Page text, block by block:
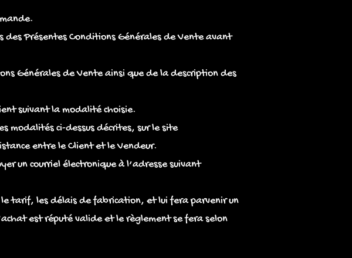
Présentes Conditions Générales de Vente avant
Générales de Vente ainsi que de la description des
suivant la modalité choisie.
modalités ci-dessus décrites, sur le site
entre le Client et le Vendeur.
un courriel électronique à l’adresse suivant
le tarif, les délais de fabrication, et lui fera parvenir un
est réputé valide et le règlement se fera selon